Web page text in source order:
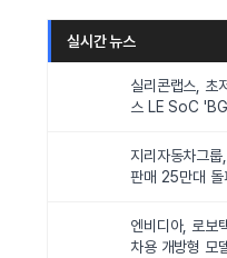
실시간 뉴스
실리콘랩스, 초
스 LE SoC
지리자동차그
판매 25만대 돌
엔비디아, 로보
차용 개방형 모